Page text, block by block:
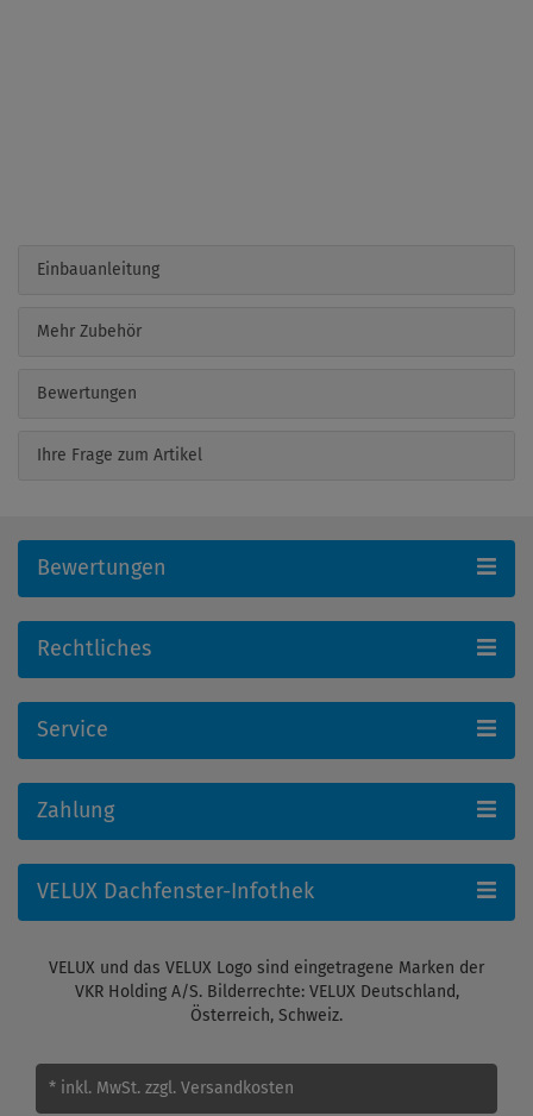
Einbauanleitung
Mehr Zubehör
Bewertungen
Ihre Frage zum Artikel
Bewertungen
Rechtliches
Service
Zahlung
VELUX Dachfenster-Infothek
VELUX und das VELUX Logo sind eingetragene Marken der
VKR Holding A/S. Bilderrechte: VELUX Deutschland,
Österreich, Schweiz.
* inkl. MwSt. zzgl. Versandkosten